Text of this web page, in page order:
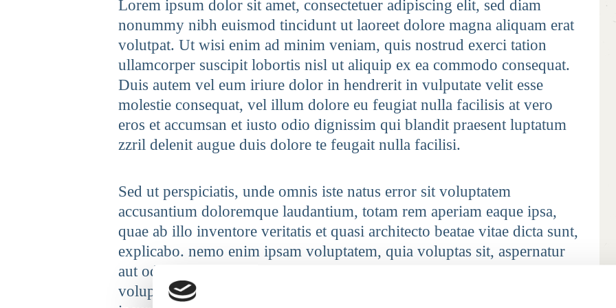
Lorem ipsum dolor sit amet, consectetuer adipiscing elit, sed diam
nonummy nibh euismod tincidunt ut laoreet dolore magna aliquam erat
volutpat. Ut wisi enim ad minim veniam, quis nostrud exerci tation
ullamcorper suscipit lobortis nisl ut aliquip ex ea commodo consequat.
Duis autem vel eum iriure dolor in hendrerit in vulputate velit esse
molestie consequat, vel illum dolore eu feugiat nulla facilisis at vero
eros et accumsan et iusto odio dignissim qui blandit praesent luptatum
zzril delenit augue duis dolore te feugait nulla facilisi.
Sed ut perspiciatis, unde omnis iste natus error sit voluptatem
accusantium doloremque laudantium, totam rem aperiam eaque ipsa,
quae ab illo inventore veritatis et quasi architecto beatae vitae dicta sunt,
explicabo. nemo enim ipsam voluptatem, quia voluptas sit, aspernatur
aut odit aut fugit, sed quia consequuntur magni dolores eos, qui ratione
voluptatem sequi nesciunt, neque porro quisquam est, qui dolorem